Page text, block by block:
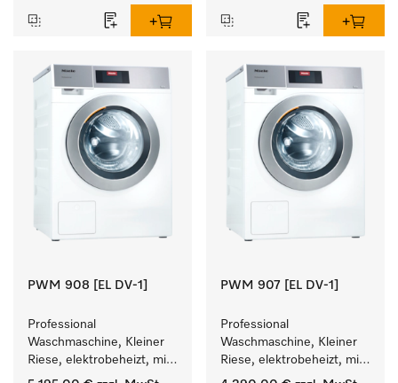
Programmen.
Leistung 6 kg  in 49 min .
Programmen.
Leistung 6 kg  in 49 min .
PWM 908 [EL DV-1]
Professional
Waschmaschine, Kleiner
Riese, elektrobeheizt, mit
Ablaufventil und
PWM 907 [EL DV-1]
Professional
Waschmaschine, Kleiner
Riese, elektrobeheizt, mit
Ablaufventil und